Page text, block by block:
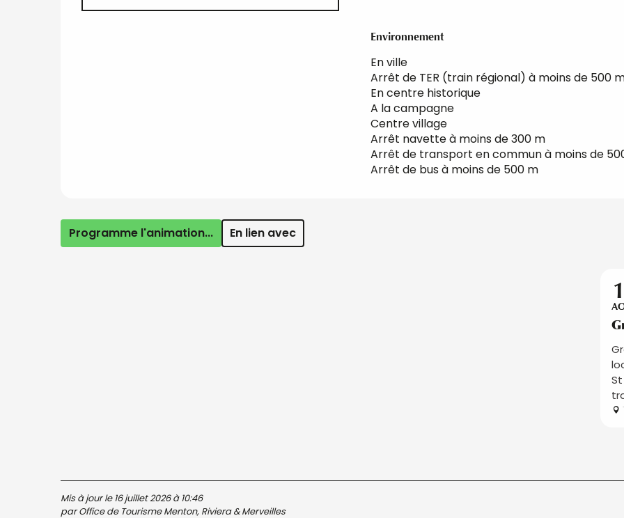
Environnement
Environnement
En ville
Arrêt de TER (train régional) à moins de 500
En centre historique
A la campagne
Centre village
Arrêt navette à moins de 300 m
Arrêt de transport en commun à moins de
Arrêt de bus à moins de 500 m
Programme l'animation... En lien avec
Mis à jour le 16 juillet 2026 à 10:46
par Office de Tourisme Menton, Riviera & Merveilles